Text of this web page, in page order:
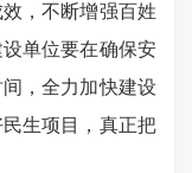
，不断增强百姓
单位要在确保安
，全力加快建设
生项目，真正把